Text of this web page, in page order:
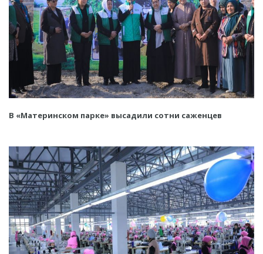
В «Материнском парке» высадили сотни саженцев